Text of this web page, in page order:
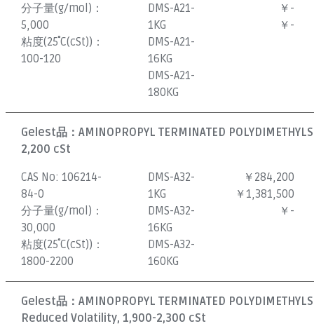
分子量(g/mol)：
5,000
粘度(25˚C(cSt))：
100-120
DMS-A21-
1KG
DMS-A21-
16KG
DMS-A21-
180KG
￥-
￥-
Gelest品：AMINOPROPYL TERMINATED
2,200 cSt
CAS No:106214-
84-0
分子量(g/mol)：
30,000
粘度(25˚C(cSt))：
1800-2200
DMS-A32-
1KG
DMS-A32-
16KG
DMS-A32-
160KG
￥284,200
￥1,381,500
￥-
Gelest品：AMINOPROPYL TERMINATED
Reduced Volatility, 1,900-2,300 cSt